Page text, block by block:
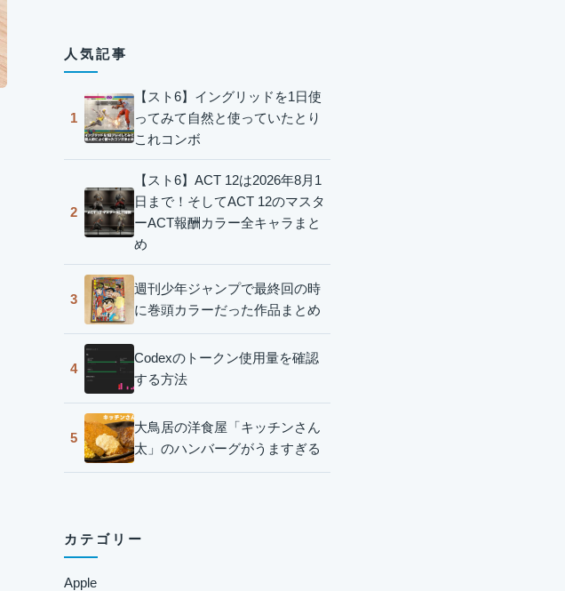
人気記事
1
【スト6】イングリッドを1日使
ってみて自然と使っていたとり
これコンボ
2
【スト6】ACT 12は2026年8月1
日まで！そしてACT 12のマスタ
ーACT報酬カラー全キャラまと
め
3
週刊少年ジャンプで最終回の時
に巻頭カラーだった作品まとめ
4
Codexのトークン使用量を確認
する方法
5
大鳥居の洋食屋「キッチンさん
太」のハンバーグがうますぎる
カテゴリー
Apple